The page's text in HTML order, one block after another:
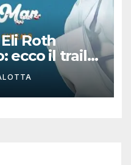
Roth
ecco il trailer
più
2026